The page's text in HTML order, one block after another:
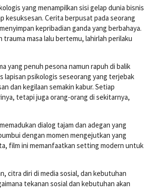
yang menampilkan sisi gelap dunia bisnis
kesuksesan. Cerita berpusat pada seorang
kepribadian ganda yang berbahaya.
masa lalu bertemu, lahirlah perilaku
yang penuh pesona namun rapuh di balik
lapisan psikologis seseorang yang terjebak
dan kegilaan semakin kabur. Setiap
tetapi juga orang-orang di sekitarnya,
dialog tajam dan adegan yang
dengan momen mengejutkan yang
film ini memanfaatkan setting modern untuk
citra diri di media sosial, dan kebutuhan
tekanan sosial dan kebutuhan akan